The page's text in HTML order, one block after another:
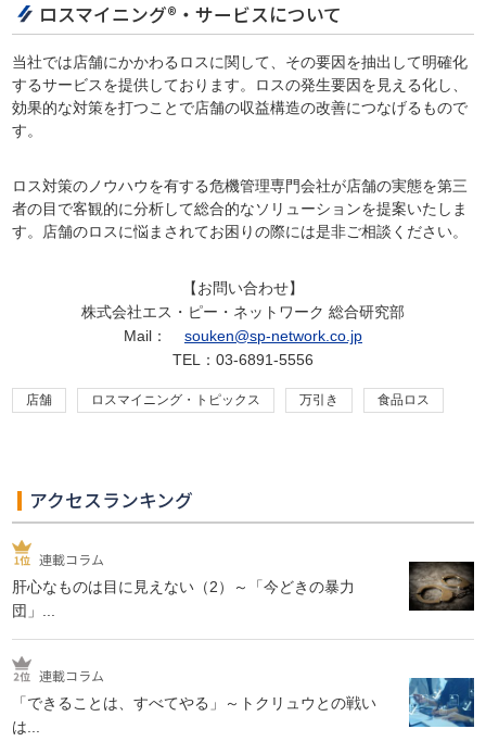
ロスマイニング®・サービスについて
当社では店舗にかかわるロスに関して、その要因を抽出して明確化
するサービスを提供しております。ロスの発生要因を見える化し、
効果的な対策を打つことで店舗の収益構造の改善につなげるもので
す。
ロス対策のノウハウを有する危機管理専門会社が店舗の実態を第三
者の目で客観的に分析して総合的なソリューションを提案いたしま
す。店舗のロスに悩まされてお困りの際には是非ご相談ください。
【お問い合わせ】
株式会社エス・ピー・ネットワーク 総合研究部
Mail：
souken@sp-network.co.jp
TEL：03-6891-5556
店舗 ロスマイニング・トピックス 万引き 食品ロス
アクセスランキング
連載コラム
肝心なものは目に見えない（2）～「今どきの暴力
団」...
連載コラム
「できることは、すべてやる」～トクリュウとの戦い
は...